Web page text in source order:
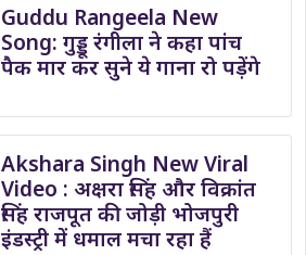
Guddu Rangeela New
Song: गुड्डू रंगीला ने कहा पांच
पैक मार कर सुने ये गाना रो पड़ेंगे
Akshara Singh New Viral
Video : अक्षरा सिंह और विक्रांत
सिंह राजपूत की जोड़ी भोजपुरी
इंडस्ट्री में धमाल मचा रहा हैं